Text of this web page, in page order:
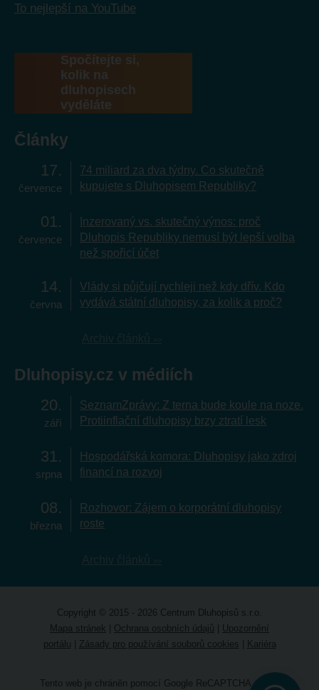
To nejlepší na YouTube
Spočítejte si,
kolik na
dluhopisech
vyděláte
Články
17
července
74 miliard za dva týdny. Co skutečně
kupujete s Dluhopisem Republiky?
01
července
Inzerovaný vs. skutečný výnos: proč
Dluhopis Republiky nemusí být lepší volba
než spořicí účet
14
června
Vlády si půjčují rychleji než kdy dřív. Kdo
vydává státní dluhopisy, za kolik a proč?
Dluhopisy.cz v médiích
20
září
SeznamZprávy: Z terna bude koule na noze.
Protiinflační dluhopisy brzy ztratí lesk
31
srpna
Hospodářská komora: Dluhopisy jako zdroj
financí na rozvoj
08
března
Rozhovor: Zájem o korporátní dluhopisy
roste
Copyright © 2015 - 2026 Centrum Dluhopisů s.r.o.
Mapa stránek
Ochrana osobních údajů
Upozornění
portálu
Zásady pro používání souborů cookies Kariéra
Tento web je chráněn pomocí Google ReCAPTCHA a platí